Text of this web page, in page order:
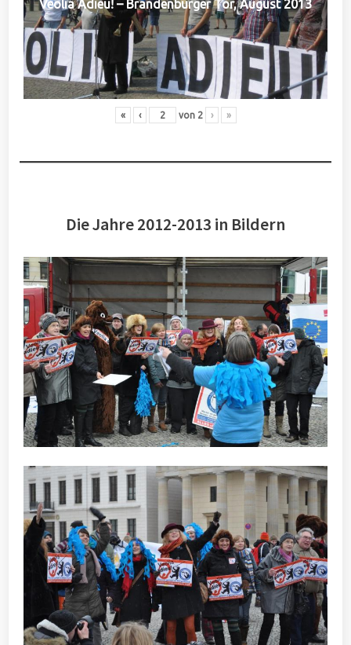
Veolia Adieu! – Brandenburger Tor, August 2013
« ‹ von 2 › »
Die Jahre 2012-2013 in Bildern